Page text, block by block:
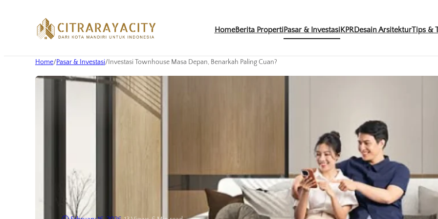
HomeBerita PropertiPasar & InvestasiKPRDesain ArsitekturTips &
Home/Pasar & Investasi/Investasi Townhouse Masa Depan, Benarkah Paling Cuan?